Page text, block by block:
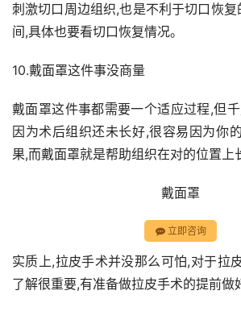
刺激切口周边组织,也是不利于切口恢
间,具体也要看切口恢复情况。
10.戴面罩这件事没商量
戴面罩这件事都需要一个适应过程,但
因为术后组织还未长好,很容易因为你
果,而戴面罩就是帮助组织在对的位置上
戴面罩
立即咨询
实质上,拉皮手术并没那么可怕,对于拉
了解很重要,有准备做拉皮手术的提前做